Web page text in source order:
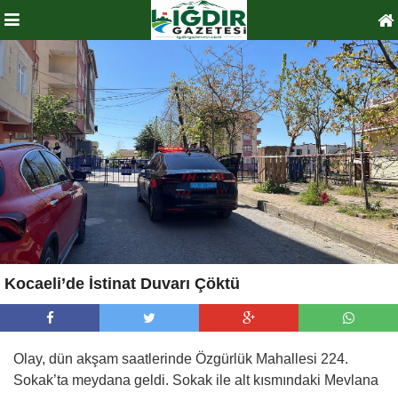
Kocaeli’de İstinat Duvarı Çöktü
Olay, dün akşam saatlerinde Özgürlük Mahallesi 224.
Sokak’ta meydana geldi. Sokak ile alt kısmındaki Mevlana